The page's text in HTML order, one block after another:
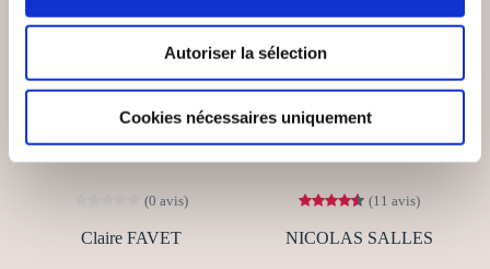
Autoriser la sélection
Cookies nécessaires uniquement
(0 avis)
Claire FAVET
(11 avis)
NICOLAS SALLES